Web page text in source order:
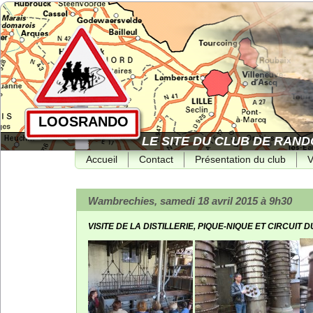
LOOSRANDO
LE SITE DU CLUB DE
Accueil Contact Présentation du club
Wambrechies, samedi 18 avril 2015 à 9h30
VISITE DE LA DISTILLERIE, PIQUE-NIQUE ET CIRCUIT